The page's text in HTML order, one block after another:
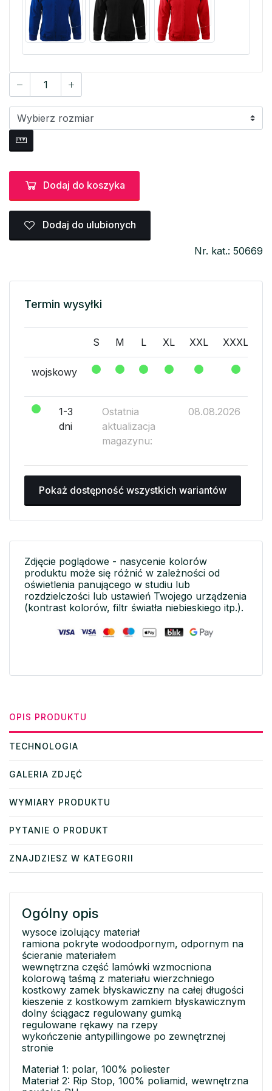
Dodaj do koszyka
Dodaj do ulubionych
Nr. kat.: 50669
Termin wysyłki
S M L XL XXL XXXL
wojskowy
1-3
dni
Ostatnia
aktualizacja
magazynu:
08.08.2026
Pokaż dostępność wszystkich wariantów
Zdjęcie poglądowe - nasycenie kolorów
produktu może się różnić w zależności od
oświetlenia panującego w studiu lub
rozdzielczości lub ustawień Twojego urządzenia
(kontrast kolorów, filtr światła niebieskiego itp.).
OPIS PRODUKTU
TECHNOLOGIA
GALERIA ZDJĘĆ
WYMIARY PRODUKTU
PYTANIE O PRODUKT
ZNAJDZIESZ W KATEGORII
Ogólny opis
wysoce izolujący materiał
ramiona pokryte wodoodpornym, odpornym na
ścieranie materiałem
wewnętrzna część lamówki wzmocniona
kolorową taśmą z materiału wierzchniego
kostkowy zamek błyskawiczny na całej długości
kieszenie z kostkowym zamkiem błyskawicznym
dolny ściągacz regulowany gumką
regulowane rękawy na rzepy
wykończenie antypillingowe po zewnętrznej
stronie
Materiał 1: polar, 100% poliester
Materiał 2: Rip Stop, 100% poliamid, wewnętrzna